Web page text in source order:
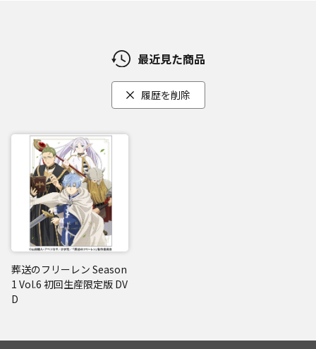
最近見た商品
履歴を削除
葬送のフリーレン Season
1 Vol.6 初回生産限定版 DV
D